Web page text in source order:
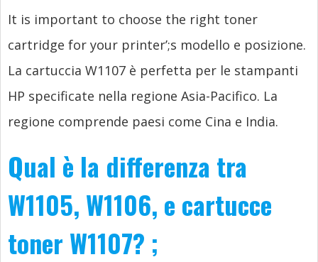
It is important to choose the right toner
cartridge for your printer’;s modello e posizione.
La cartuccia W1107 è perfetta per le stampanti
HP specificate nella regione Asia-Pacifico. La
regione comprende paesi come Cina e India.
Qual è la differenza tra
W1105, W1106, e cartucce
toner W1107? ;